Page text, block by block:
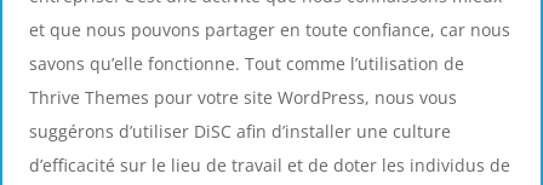
et que nous pouvons partager en toute confiance, car nous
savons qu’elle fonctionne. Tout comme l’utilisation de
Thrive Themes pour votre site WordPress, nous vous
suggérons d’utiliser DiSC afin d’installer une culture
d’efficacité sur le lieu de travail et de doter les individus de